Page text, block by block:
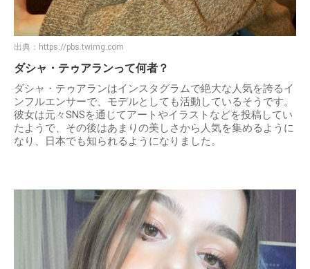
出典： https://pbs.twimg.com
ダシャ・テゥアランって何者？
ダシャ・テゥアランはインスタグラムで絶大な人気を誇るイ
ンフルエンサーで、モデルとしても活動しているそうです。
彼女は元々SNSを通じてアートやイラストなどを投稿してい
たようで、その後はあまりの美しさから人気を集めるように
なり、日本でも知られるようになりました。